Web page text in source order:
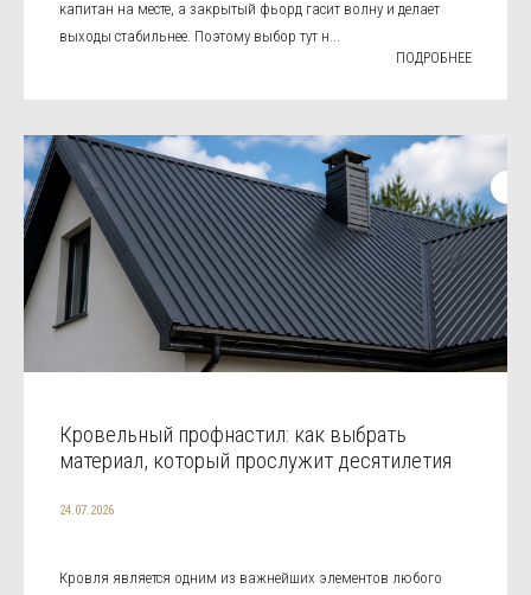
капитан на месте, а закрытый фьорд гасит волну и делает
выходы стабильнее. Поэтому выбор тут н...
ПОДРОБНЕЕ
Кровельный профнастил: как выбрать
материал, который прослужит десятилетия
24.07.2026
Кровля является одним из важнейших элементов любого